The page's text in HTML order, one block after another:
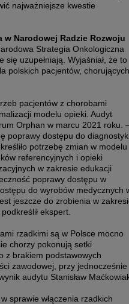
najważniejsze kwestie
Narodowej Radzie Rozwoju
Strategia Onkologiczna
uzupełniają. Wyjaśniał, że to
polskich pacjentów, chorujących
pacjentów z chorobami
modelu opieki. Audyt
Orphan w marcu 2021 roku.
poprawy dostępu do diagnostyki
potrzebę zmian w modelu
referencyjnych i opieki
w zakresie edukacji
poprawy dostępu w
do wyrobów medycznych
jeszcze do zrobienia w
ekspert.
rzadkimi są w Polsce mocno
chorzy pokonują setki
z brakiem podstawowych
zawodowej, przy jednocześnie
audytu Stanisław
sprawie włączenia rzadkich